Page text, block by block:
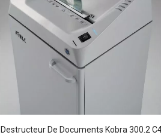
Destructeur De Documents Kobra 300.2